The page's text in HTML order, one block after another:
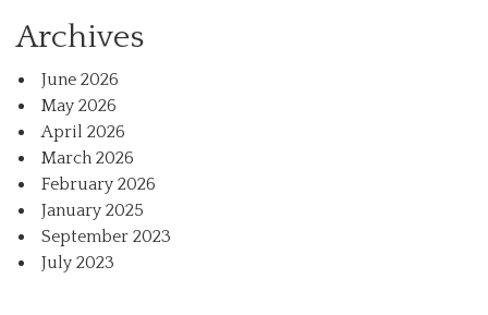
Archives
June 2026
May 2026
April 2026
March 2026
February 2026
January 2025
September 2023
July 2023